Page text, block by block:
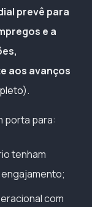
prevê para
e a
aos avanços
).
porta para:
tenham
com